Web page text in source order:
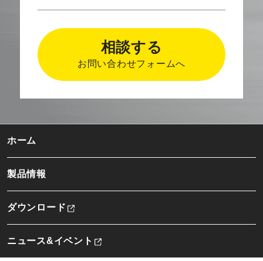
相談する
お問い合わせフォームへ
ホーム
製品情報
ダウンロード
ニュース&イベント